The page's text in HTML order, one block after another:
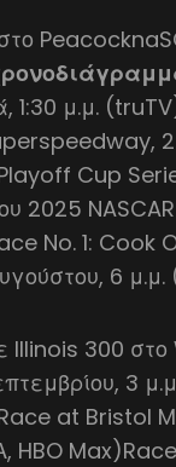
1:30 μ.μ.
2
Cup
2025
No. 1:
6
Illinois 300
3
at Bristol
HBO